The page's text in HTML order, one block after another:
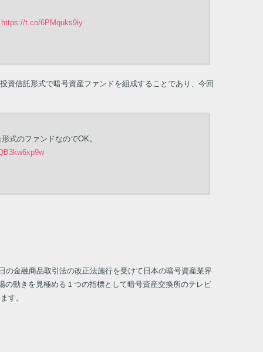
https://t.co/6PMquks9iy
資信託形式で暗号資産ファンドを組成することであり、今回
式のファンドなのでOK。
金融商品取引法の改正法施行を受けて日本の暗号資産業界
動きを見極める１つの指標として暗号資産交換所のテレビ
す。